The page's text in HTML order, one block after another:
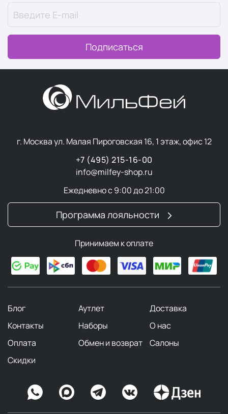
Подписаться
г. Москва ул. Малая Пироговская 16, 1 этаж, офис 12
+7 (495) 215-16-00
info@milfey-shop.ru
Ежедневно с 9:00 до 21:00
Программа лояльности
Принимаем к оплате
Блог Аутлет
Доставка
Контакты
Наборы
О нас
Оплата
Обмен и возврат
Салоны
Скидки